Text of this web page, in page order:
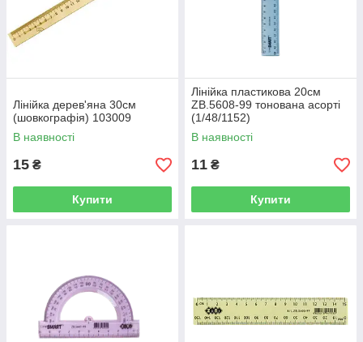
Лінійка дерев'яна 30см
(шовкографія) 103009
В наявності
15 ₴
Купити
Лінійка пластикова 20см
ZB.5608-99 тонована асорті
(1/48/1152)
В наявності
11 ₴
Купити